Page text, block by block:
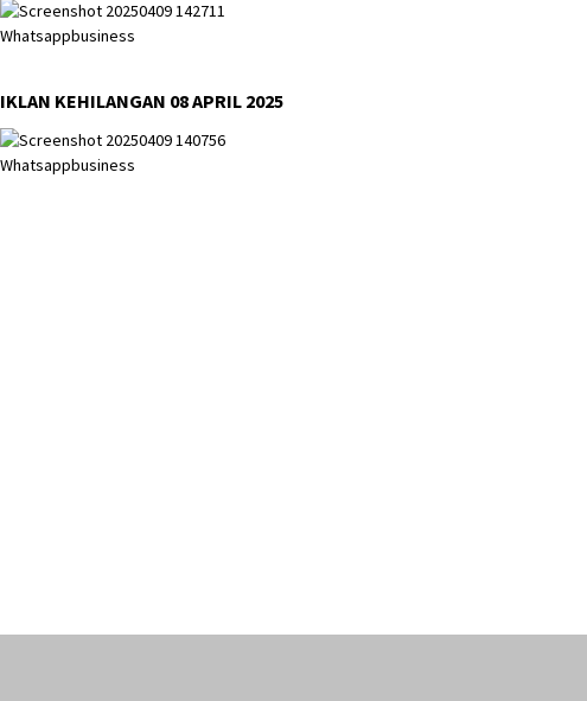
IKLAN KEHILANGAN 08 APRIL 2025